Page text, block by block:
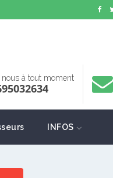
à tout moment
INFOS